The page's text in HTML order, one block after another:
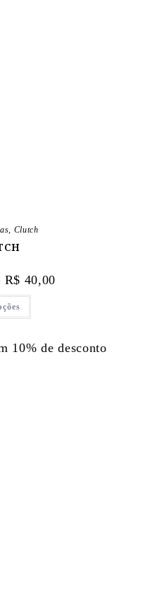
Clutch
R$ 40,00
10% de desconto